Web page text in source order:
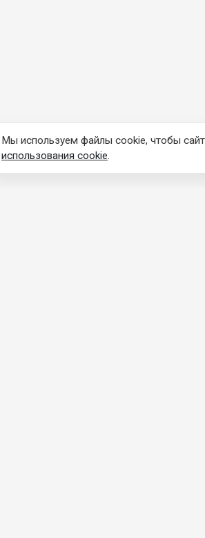
Мы используем файлы cookie, чтобы
использования cookie.